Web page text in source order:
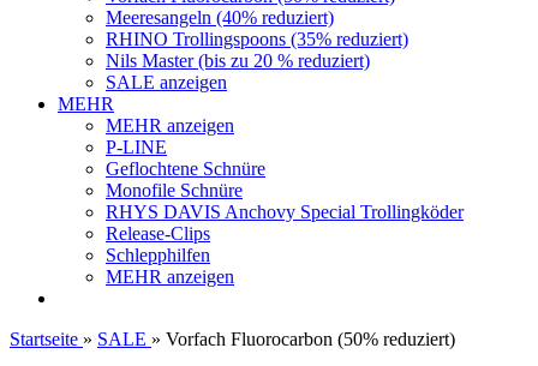
Meeresangeln (40% reduziert)
RHINO Trollingspoons (35% reduziert)
Nils Master (bis zu 20 % reduziert)
SALE anzeigen
MEHR
MEHR anzeigen
P-LINE
Geflochtene Schnüre
Monofile Schnüre
RHYS DAVIS Anchovy Special Trollingköder
Release-Clips
Schlepphilfen
MEHR anzeigen
Startseite » SALE » Vorfach Fluorocarbon (50% reduziert)